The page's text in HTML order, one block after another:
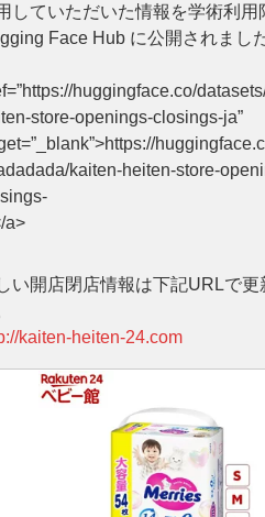
していただいた情報を学術利用
Face Hub に公開されました
huggingface.co/
store-openings-closings-ja”
kaiten-heiten-store-
a>
い開店閉店情報は下記URLで更
kaiten-heiten-24.com